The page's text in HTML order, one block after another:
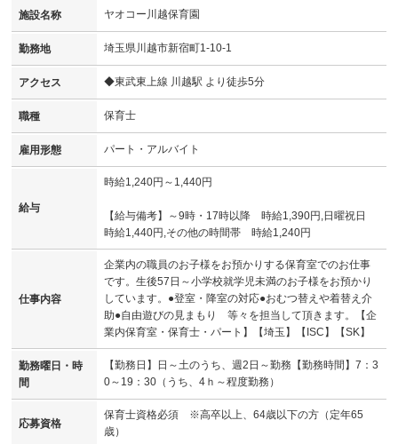
施設名称 ヤオコー川越保育園
勤務地 埼玉県川越市新宿町1-10-1
アクセス ◆東武東上線 川越駅 より徒歩5分
職種 保育士
雇用形態 パート・アルバイト
給与
時給1,240円～1,440円
【給与備考】～9時・17時以降 時給1,390円,日曜祝日
時給1,440円,その他の時間帯 時給1,240円
仕事内容
企業内の職員のお子様をお預かりする保育室でのお仕事
です。生後57日～小学校就学児未満のお子様をお預かり
しています。●登室・降室の対応●おむつ替えや着替え介
助●自由遊びの見まもり 等々を担当して頂きます。【企
業内保育室・保育士・パート】【埼玉】【ISC】【SK】
勤務曜日・時
間
【勤務日】日～土のうち、週2日～勤務【勤務時間】7：3
0～19：30（うち、4ｈ～程度勤務）
応募資格
保育士資格必須 ※高卒以上、64歳以下の方（定年65
歳）